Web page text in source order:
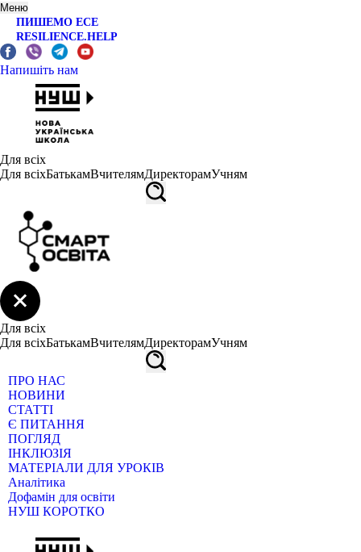
Меню
ПИШЕМО ЕСЕ
RESILIENCE.HELP
Напишіть нам
Для всіх
Для всіхБатькамВчителямДиректорамУчням
Для всіх
Для всіхБатькамВчителямДиректорамУчням
ПРО НАС
НОВИНИ
СТАТТІ
Є ПИТАННЯ
ПОГЛЯД
ІНКЛЮЗІЯ
МАТЕРІАЛИ ДЛЯ УРОКІВ
Аналітика
Дофамін для освіти
НУШ КОРОТКО